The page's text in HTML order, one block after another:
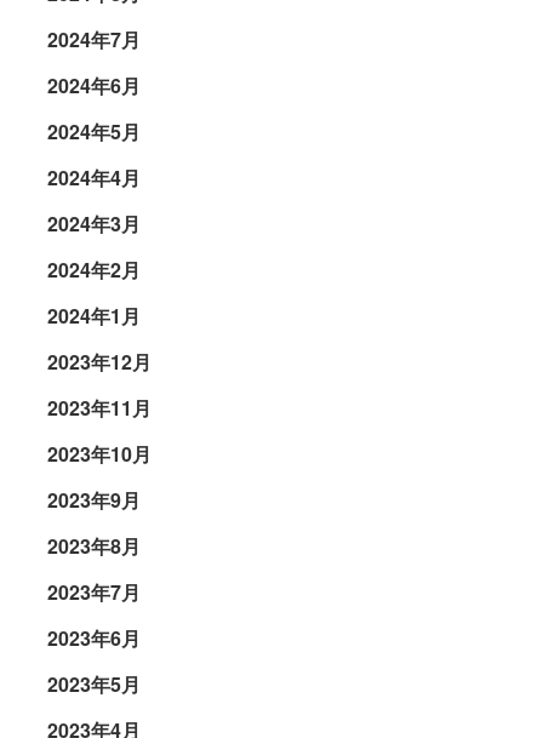
2024年7月
2024年6月
2024年5月
2024年4月
2024年3月
2024年2月
2024年1月
2023年12月
2023年11月
2023年10月
2023年9月
2023年8月
2023年7月
2023年6月
2023年5月
2023年4月